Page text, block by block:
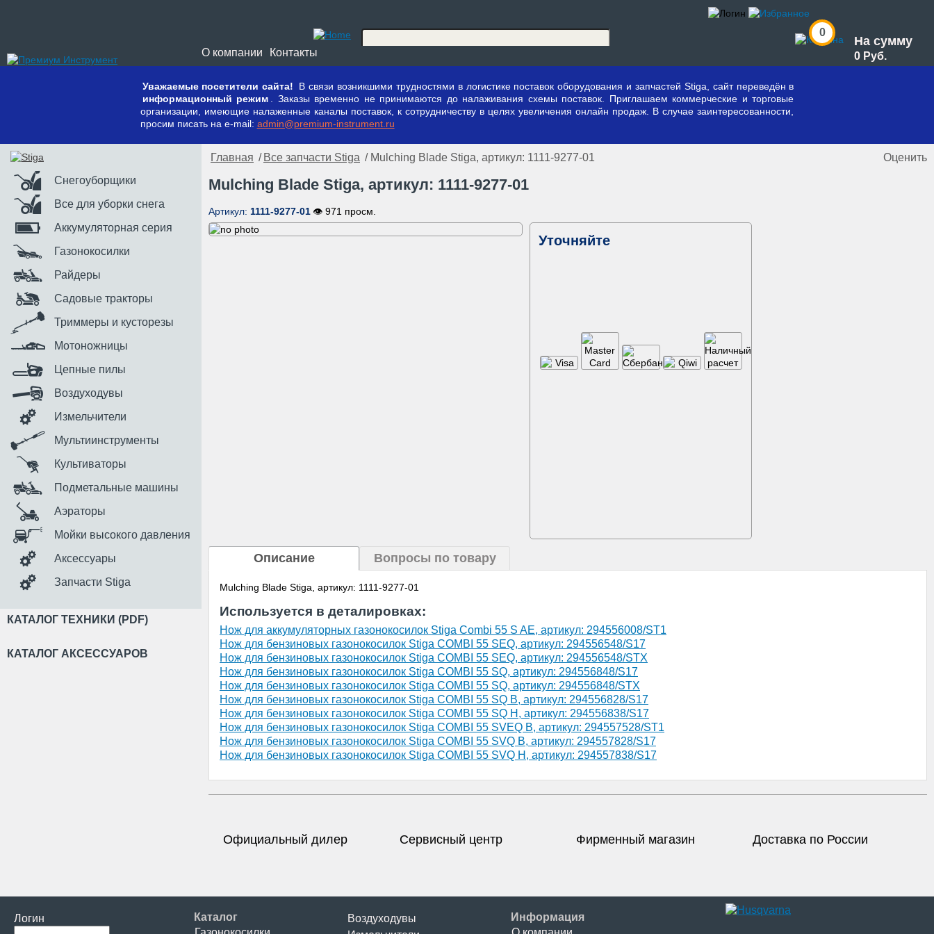
О компании Контакты
0
На сумму
0 Руб.
Уважаемые посетители сайта!
В связи возникшими трудностями в логистике поставок оборудования и запчастей Stiga, сайт переведён в
информационный режим
. Заказы временно не принимаются до налаживания схемы поставок. Приглашаем коммерческие и торговые
организации, имеющие налаженные каналы поставок, к сотрудничеству в целях увеличения онлайн продаж. В случае заинтересованности,
просим писать на e-mail: admin@premium-instrument.ru
Снегоуборщики
Все для уборки снега
Аккумуляторная серия
Газонокосилки
Райдеры
Садовые тракторы
Триммеры и кусторезы
Мотоножницы
Цепные пилы
Воздуходувы
Измельчители
Мультиинструменты
Культиваторы
Подметальные машины
Аэраторы
Мойки высокого давления
Аксессуары
Запчасти Stiga
КАТАЛОГ ТЕХНИКИ (PDF)
КАТАЛОГ АКСЕССУАРОВ
Главная / Все запчасти Stiga / Mulching Blade Stiga, артикул: 1111-9277-01 Оценить
Mulching Blade Stiga, артикул: 1111-9277-01
Артикул: 1111-9277-01 👁 971 просм.
Уточняйте
Описание Вопросы по товару
Mulching Blade Stiga, артикул: 1111-9277-01
Используется в деталировках:
Нож для аккумуляторных газонокосилок Stiga Combi 55 S AE, артикул: 294556008/ST1
Нож для бензиновых газонокосилок Stiga COMBI 55 SEQ, артикул: 294556548/S17
Нож для бензиновых газонокосилок Stiga COMBI 55 SEQ, артикул: 294556548/STX
Нож для бензиновых газонокосилок Stiga COMBI 55 SQ, артикул: 294556848/S17
Нож для бензиновых газонокосилок Stiga COMBI 55 SQ, артикул: 294556848/STX
Нож для бензиновых газонокосилок Stiga COMBI 55 SQ B, артикул: 294556828/S17
Нож для бензиновых газонокосилок Stiga COMBI 55 SQ H, артикул: 294556838/S17
Нож для бензиновых газонокосилок Stiga COMBI 55 SVEQ B, артикул: 294557528/ST1
Нож для бензиновых газонокосилок Stiga COMBI 55 SVQ B, артикул: 294557828/S17
Нож для бензиновых газонокосилок Stiga COMBI 55 SVQ H, артикул: 294557838/S17
Официальный дилер Сервисный центр Фирменный магазин Доставка по России
Логин
Каталог
Воздуходувы
Информация